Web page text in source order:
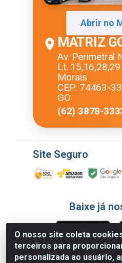
O nosso site coleta
terceiros para
personalizada ao usuário,
Abrir no
MATRIZ
Av. Perimetral
Lt.
Morais
CEP: 74463-
GO
(62) 3878-
Site Seguro
Baixe já
Formas de